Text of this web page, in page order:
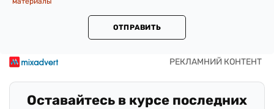
ОТПРАВИТЬ
Оставайтесь в курсе последних